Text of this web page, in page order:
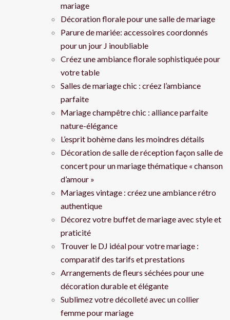
mariage
Décoration florale pour une salle de mariage
Parure de mariée: accessoires coordonnés
pour un jour J inoubliable
Créez une ambiance florale sophistiquée pour
votre table
Salles de mariage chic : créez l’ambiance
parfaite
Mariage champêtre chic : alliance parfaite
nature-élégance
L’esprit bohème dans les moindres détails
Décoration de salle de réception façon salle de
concert pour un mariage thématique « chanson
d’amour »
Mariages vintage : créez une ambiance rétro
authentique
Décorez votre buffet de mariage avec style et
praticité
Trouver le DJ idéal pour votre mariage :
comparatif des tarifs et prestations
Arrangements de fleurs séchées pour une
décoration durable et élégante
Sublimez votre décolleté avec un collier
femme pour mariage